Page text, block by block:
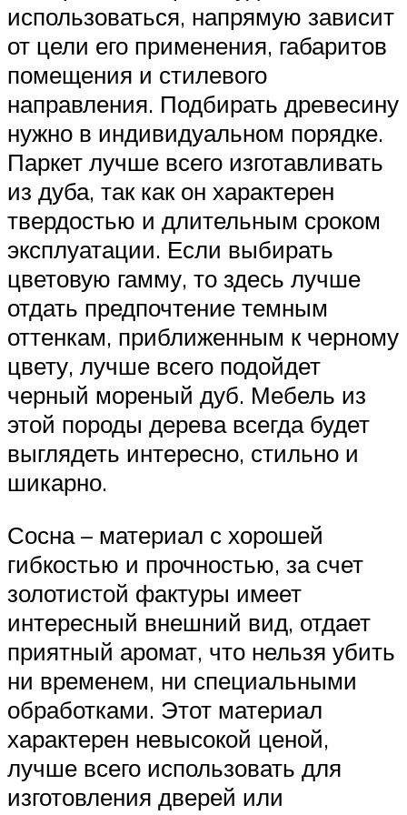
использоваться, напрямую зависит
от цели его применения, габаритов
помещения и стилевого
направления. Подбирать древесину
нужно в индивидуальном порядке.
Паркет лучше всего изготавливать
из дуба, так как он характерен
твердостью и длительным сроком
эксплуатации. Если выбирать
цветовую гамму, то здесь лучше
отдать предпочтение темным
оттенкам, приближенным к черному
цвету, лучше всего подойдет
черный мореный дуб. Мебель из
этой породы дерева всегда будет
выглядеть интересно, стильно и
шикарно.
Сосна – материал с хорошей
гибкостью и прочностью, за счет
золотистой фактуры имеет
интересный внешний вид, отдает
приятный аромат, что нельзя убить
ни временем, ни специальными
обработками. Этот материал
характерен невысокой ценой,
лучше всего использовать для
изготовления дверей или